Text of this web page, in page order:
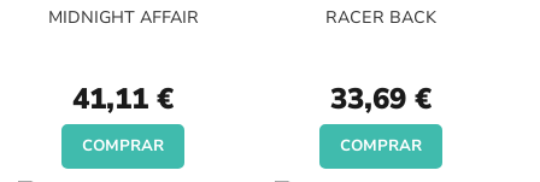
MIDNIGHT AFFAIR
41,11 €
COMPRAR
RACER BACK
33,69 €
COMPRAR